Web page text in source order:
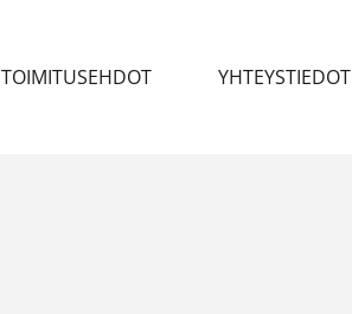
TOIMITUSEHDOT YHTEYSTIEDOT